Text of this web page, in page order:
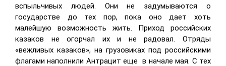
вспыльчивых людей. Они не задумываются о
государстве до тех пор, пока оно дает хоть
малейшую возможность жить. Приход российских
казаков не огорчал их и не радовал. Отряды
«вежливых казаков», на грузовиках под российскими
флагами наполнили Антрацит еще в начале мая. С тех